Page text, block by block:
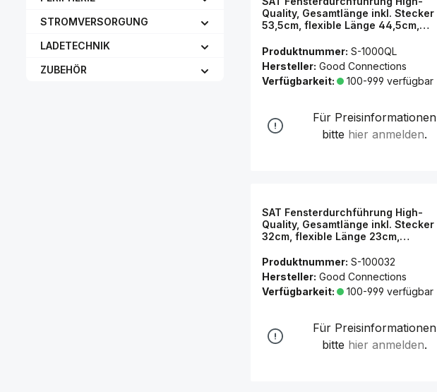
STROMVERSORGUNG
LADETECHNIK
ZUBEHÖR
Quality, Gesamtlänge inkl. Stecker
53,5cm, flexible Länge 44,5cm,
Produktnummer: S-1000QL
Hersteller: Good Connections
Verfügbarkeit:
100-999 verfügbar
Für Preisinformationen
bitte hier anmelden.
SAT Fensterdurchführung High-
Quality, Gesamtlänge inkl. Stecker
32cm, flexible Länge 23cm,
Produktnummer: S-100032
Hersteller: Good Connections
Verfügbarkeit:
100-999 verfügbar
Für Preisinformationen
bitte hier anmelden.